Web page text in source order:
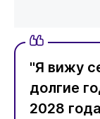
"Я вижу
долгие
2028